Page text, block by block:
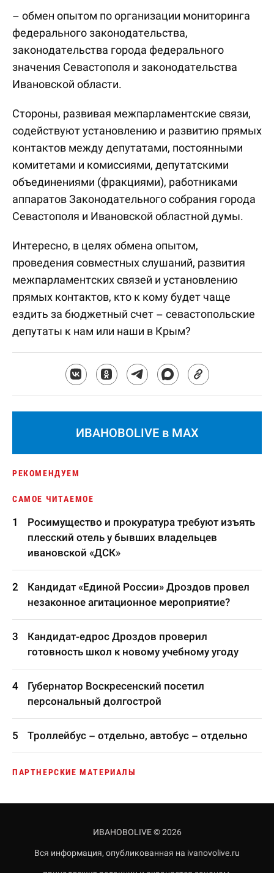
– обмен опытом по организации мониторинга
федерального законодательства,
законодательства города федерального
значения Севастополя и законодательства
Ивановской области.
Стороны, развивая межпарламентские связи,
содействуют установлению и развитию прямых
контактов между депутатами, постоянными
комитетами и комиссиями, депутатскими
объединениями (фракциями), работниками
аппаратов Законодательного собрания города
Севастополя и Ивановской областной думы.
Интересно, в целях обмена опытом,
проведения совместных слушаний, развития
межпарламентских связей и установлению
прямых контактов, кто к кому будет чаще
ездить за бюджетный счет – севастопольские
депутаты к нам или наши в Крым?
ИВАНОВОLIVE в MAX
РЕКОМЕНДУЕМ
САМОЕ ЧИТАЕМОЕ
Росимущество и прокуратура требуют изъять
плесский отель у бывших владельцев
ивановской «ДСК»
Кандидат «Единой России» Дроздов провел
незаконное агитационное мероприятие?
Кандидат-едрос Дроздов проверил
готовность школ к новому учебному угоду
Губернатор Воскресенский посетил
персональный долгострой
Троллейбус – отдельно, автобус – отдельно
ПАРТНЕРСКИЕ МАТЕРИАЛЫ
ИВАНОВОLIVE © 2026
Вся информация, опубликованная на ivanovolive.ru